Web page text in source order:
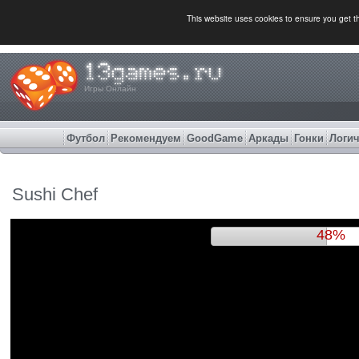
This website uses cookies to ensure you get
Игры Онлайн
Футбол Рекомендуем GoodGame Аркады Гонки
Sushi Chef
51%